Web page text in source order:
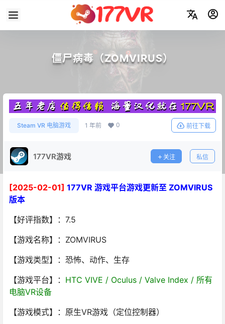
僵尸病毒（ZOMVIRUS）
Steam VR 电脑游戏 1 年前 0 前往下载
177VR游戏 关注 私信
[2025-02-01] 177VR 游戏平台游戏更新至 ZOMVIRUS
版本
【好评指数】：7.5
【游戏名称】：ZOMVIRUS
【游戏类型】：恐怖、动作、生存
【游戏平台】： HTC VIVE / Oculus / Valve Index / 所有
电脑VR设备
【游戏模式】：原生VR游戏（定位控制器）